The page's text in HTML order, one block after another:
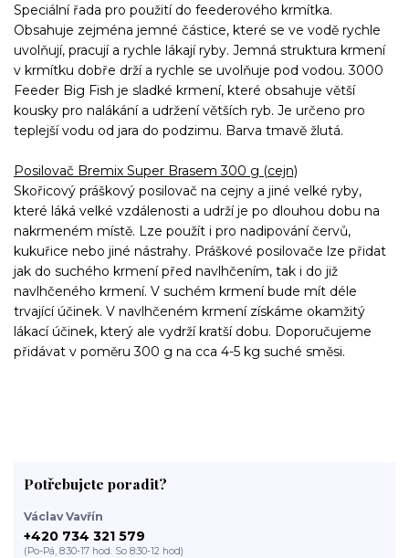
Speciální řada pro použití do feederového krmítka.
Obsahuje zejména jemné částice, které se ve vodě rychle
uvolňují, pracují a rychle lákají ryby. Jemná struktura krmení
v krmítku dobře drží a rychle se uvolňuje pod vodou. 3000
Feeder Big Fish je sladké krmení, které obsahuje větší
kousky pro nalákání a udržení větších ryb. Je určeno pro
teplejší vodu od jara do podzimu. Barva tmavě žlutá.
Posilovač Bremix Super Brasem 300 g (cejn)
Skořicový práškový posilovač na cejny a jiné velké ryby,
které láká velké vzdálenosti a udrží je po dlouhou dobu na
nakrmeném místě. Lze použít i pro nadipování červů,
kukuřice nebo jiné nástrahy. Práškové posilovače lze přidat
jak do suchého krmení před navlhčením, tak i do již
navlhčeného krmení. V suchém krmení bude mít déle
trvající účinek. V navlhčeném krmení získáme okamžitý
lákací účinek, který ale vydrží kratší dobu. Doporučujeme
přidávat v poměru 300 g na cca 4-5 kg suché směsi.
Potřebujete poradit?
Václav Vavřín
+420 734 321 579
(Po-Pá, 8:30-17 hod. So 8:30-12 hod)